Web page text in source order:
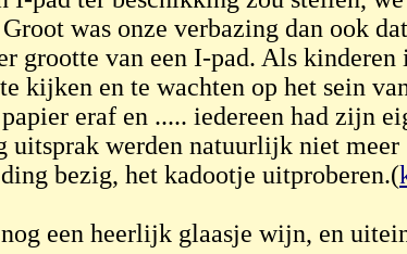
was onze verbazing dan ook
grootte van een I-pad. Als kinderen
kijken en te wachten op het sein
eraf en ..... iedereen had zijn
uitsprak werden natuurlijk niet meer
bezig, het kadootje uitproberen.(
een heerlijk glaasje wijn, en